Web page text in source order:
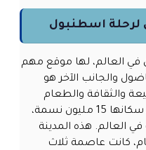
لرحلة اسطنبول
في العالم، لها موقع مهم
والجانب الآخر هو
والثقافة والطعام
والفن والتسوق بالطبع! يبلغ عدد سكانها 15 مليون نسمة،
العالم. هذه المدينة
التي يبلغ تاريخها 8500 عام، كانت عاصمة ثلاث